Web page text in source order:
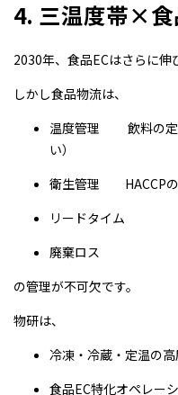
4. 三温度帯×食
2030年、食品ECはさらに伸
しかし食品物流は、
温度管理 飲料の定
い）
衛生管理 HACCPの
リードタイム
廃棄ロス
の管理が不可欠です。
物研は、
冷凍・冷蔵・定温の
食品EC特化オペレ